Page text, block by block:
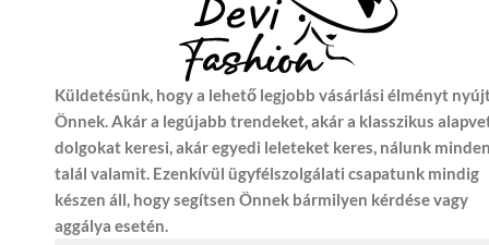
Küldetésünk, hogy a lehető legjobb vásárlási élményt
Önnek. Akár a legújabb trendeket, akár a klasszikus
dolgokat keresi, akár egyedi leleteket keres, nálunk
talál valamit. Ezenkívül ügyfélszolgálati csapatunk mindig
készen áll, hogy segítsen Önnek bármilyen kérdése vagy
aggálya esetén.